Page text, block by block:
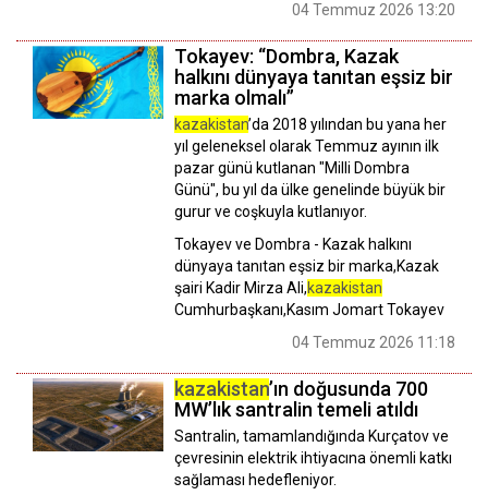
04 Temmuz 2026 13:20
Tokayev: “Dombra, Kazak
halkını dünyaya tanıtan eşsiz bir
marka olmalı”
kazakistan’da 2018 yılından bu yana her
yıl geleneksel olarak Temmuz ayının ilk
pazar günü kutlanan "Milli Dombra
Günü", bu yıl da ülke genelinde büyük bir
gurur ve coşkuyla kutlanıyor.
Tokayev ve Dombra - Kazak halkını
dünyaya tanıtan eşsiz bir marka,Kazak
şairi Kadir Mirza Ali,kazakistan
Cumhurbaşkanı,Kasım Jomart Tokayev
04 Temmuz 2026 11:18
kazakistan’ın doğusunda 700
MW’lık santralin temeli atıldı
Santralin, tamamlandığında Kurçatov ve
çevresinin elektrik ihtiyacına önemli katkı
sağlaması hedefleniyor.